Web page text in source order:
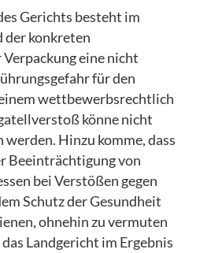
Gerichts besteht im
konkreten
eine nicht
für den
wettbewerbsrechtlich
könne nicht
werden. Hinzu komme, dass
Beeinträchtigung von
bei Verstößen gegen
Schutz der Gesundheit
ohnehin zu vermuten
Landgericht im Ergebnis